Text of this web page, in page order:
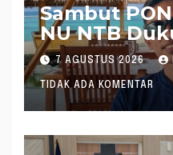
Sambut
NU NTB
Pimpin
7 AGUSTUS 2026
TIDAK ADA KOMENTAR